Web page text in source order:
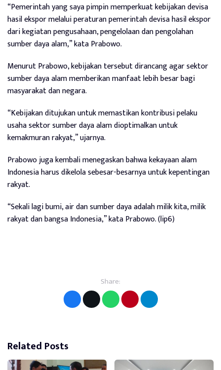
“Pemerintah yang saya pimpin memperkuat kebijakan devisa
hasil ekspor melalui peraturan pemerintah devisa hasil ekspor
dari kegiatan pengusahaan, pengelolaan dan pengolahan
sumber daya alam,” kata Prabowo.
Menurut Prabowo, kebijakan tersebut dirancang agar sektor
sumber daya alam memberikan manfaat lebih besar bagi
masyarakat dan negara.
“Kebijakan ditujukan untuk memastikan kontribusi pelaku
usaha sektor sumber daya alam dioptimalkan untuk
kemakmuran rakyat,” ujarnya.
Prabowo juga kembali menegaskan bahwa kekayaan alam
Indonesia harus dikelola sebesar-besarnya untuk kepentingan
rakyat.
“Sekali lagi bumi, air dan sumber daya adalah milik kita, milik
rakyat dan bangsa Indonesia,” kata Prabowo. (lip6)
Share:
Related Posts